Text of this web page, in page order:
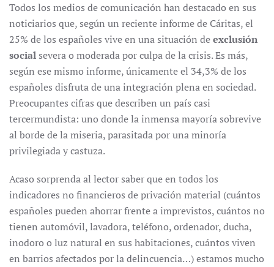
Todos los medios de comunicación han destacado en sus
noticiarios que, según un reciente informe de Cáritas, el
25% de los españoles vive en una situación deexclusión
social severa o moderada por culpa de la crisis. Es más,
según ese mismo informe, únicamente el 34,3% de los
españoles disfruta de una integración plena en sociedad.
Preocupantes cifras que describen un país casi
tercermundista: uno donde la inmensa mayoría sobrevive
al borde de la miseria, parasitada por una minoría
privilegiada y castuza.
Acaso sorprenda al lector saber que en todos los
indicadores no financieros de privación material (cuántos
españoles pueden ahorrar frente a imprevistos, cuántos no
tienen automóvil, lavadora, teléfono, ordenador, ducha,
inodoro o luz natural en sus habitaciones, cuántos viven
en barrios afectados por la delincuencia…) estamos mucho